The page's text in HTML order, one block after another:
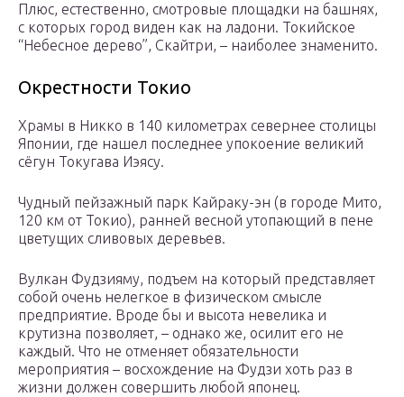
Плюс, естественно, смотровые площадки на башнях,
с которых город виден как на ладони. Токийское
“Небесное дерево”, Скайтри, – наиболее знаменито.
Окрестности Токио
Храмы в Никко в 140 километрах севернее столицы
Японии, где нашел последнее упокоение великий
сёгун Токугава Иэясу.
Чудный пейзажный парк Кайраку-эн (в городе Мито,
120 км от Токио), ранней весной утопающий в пене
цветущих сливовых деревьев.
Вулкан Фудзияму, подъем на который представляет
собой очень нелегкое в физическом смысле
предприятие. Вроде бы и высота невелика и
крутизна позволяет, – однако же, осилит его не
каждый. Что не отменяет обязательности
мероприятия – восхождение на Фудзи хоть раз в
жизни должен совершить любой японец.